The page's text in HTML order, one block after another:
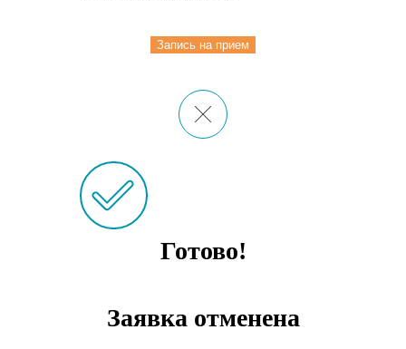
Запись на прием
Готово!
Заявка отменена